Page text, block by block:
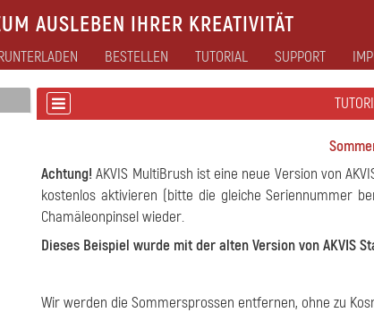
AUSLEBEN IHRER KREATIVITÄT
BESTELLEN TUTORIAL SUPPORT
Achtung! AKVIS MultiBrush ist eine neue Version von
kostenlos aktivieren (bitte die gleiche Seriennummer
Chamäleonpinsel wieder.
Dieses Beispiel wurde mit der alten Version von AKVIS
Wir werden die Sommersprossen entfernen, ohne zu